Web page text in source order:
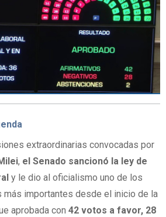
extraordinarias convocadas por
, el Senado sancionó la ley de
y le dio al oficialismo uno de los
importantes desde el inicio de la
aprobada con 42 votos a favor, 28